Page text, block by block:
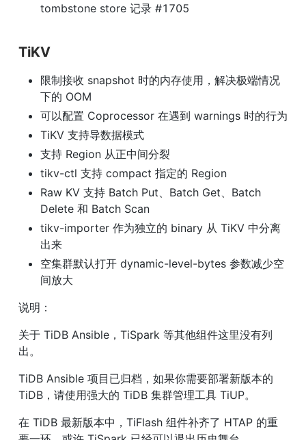
tombstone store 记录 #1705
TiKV
限制接收 snapshot 时的内存使用，解决极端情况
下的 OOM
可以配置 Coprocessor 在遇到 warnings 时的行为
TiKV 支持导数据模式
支持 Region 从正中间分裂
tikv-ctl 支持 compact 指定的 Region
Raw KV 支持 Batch Put、Batch Get、Batch
Delete 和 Batch Scan
tikv-importer 作为独立的 binary 从 TiKV 中分离
出来
空集群默认打开 dynamic-level-bytes 参数减少空
间放大
说明：
关于 TiDB Ansible，TiSpark 等其他组件这里没有列
出。
TiDB Ansible 项目已归档，如果你需要部署新版本的
TiDB，请使用强大的 TiDB 集群管理工具 TiUP。
在 TiDB 最新版本中，TiFlash 组件补齐了 HTAP 的重